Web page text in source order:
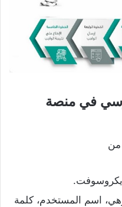
في منصة
من
وهي، اسم المستخدم، كلمة